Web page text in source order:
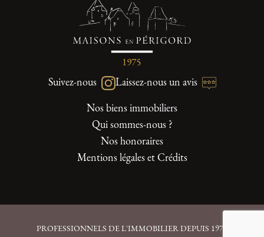
Suivez-nous Laissez-nous un avis
Nos biens immobiliers
Qui sommes-nous ?
Nos honoraires
Mentions légales et Crédits
PROFESSIONNELS DE L'IMMOBILIER DEPUIS 1975